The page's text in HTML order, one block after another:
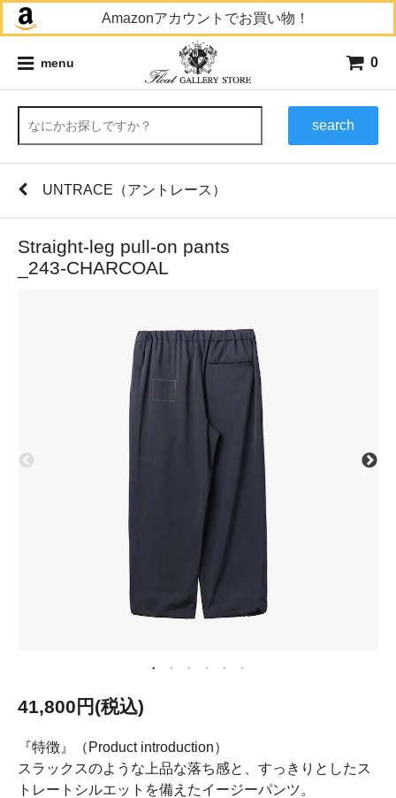
Amazonアカウントでお買い物！
menu 0
search
UNTRACE（アントレース）
Straight-leg pull-on pants
_243-CHARCOAL
41,800円(税込)
『特徴』（Product introduction）
スラックスのような上品な落ち感と、すっきりとしたス
トレートシルエットを備えたイージーパンツ。